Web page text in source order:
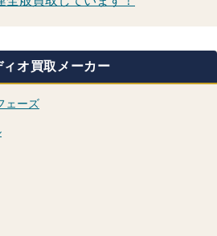
ィオ買取メーカー
ェーズ